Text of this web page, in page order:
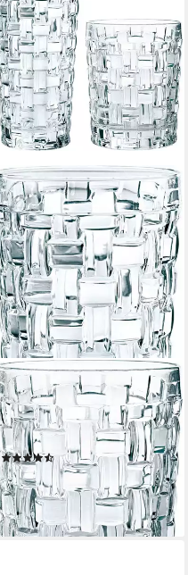
NACHTMANN
Gläser-Set Bossa Nova, 12-
tlg., Kristallglas, Made in
Germany, 12-teilig
(26)
ab 45,55 € UVP 89,70 €
-49%
lieferbar - in 5-6 Werktagen bei dir